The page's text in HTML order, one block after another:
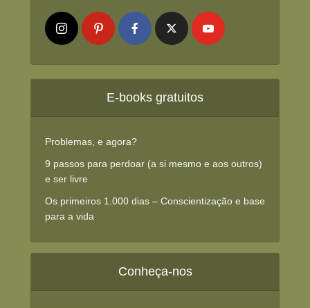
E-books gratuitos
Problemas, e agora?
9 passos para perdoar (a si mesmo e aos outros)
e ser livre
Os primeiros 1.000 dias – Conscientização e base
para a vida
Conheça-nos